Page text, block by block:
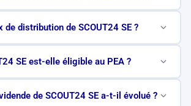
de distribution de SCOUT24 SE ?
SE est-elle éligible au PEA ?
de SCOUT24 SE a-t-il évolué ?